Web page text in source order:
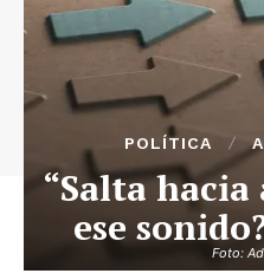
Foto:
POLÍTICA
“Salta hacia
ese